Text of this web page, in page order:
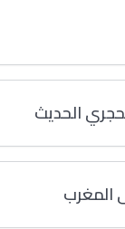
الحديث
المغرب